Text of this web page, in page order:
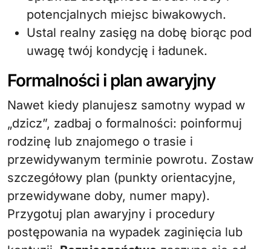
potencjalnych miejsc biwakowych.
Ustal realny zasięg na dobę biorąc pod
uwagę twój kondycję i ładunek.
Formalności i plan awaryjny
Nawet kiedy planujesz samotny wypad w
„dzicz”, zadbaj o formalności: poinformuj
rodzinę lub znajomego o trasie i
przewidywanym terminie powrotu. Zostaw
szczegółowy plan (punkty orientacyjne,
przewidywane doby, numer mapy).
Przygotuj plan awaryjny i procedury
postępowania na wypadek zaginięcia lub